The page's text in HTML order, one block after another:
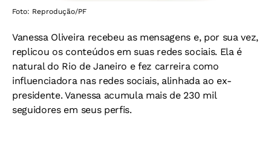
Foto: Reprodução/PF
Vanessa Oliveira recebeu as mensagens e, por sua vez,
replicou os conteúdos em suas redes sociais. Ela é
natural do Rio de Janeiro e fez carreira como
influenciadora nas redes sociais, alinhada ao ex-
presidente. Vanessa acumula mais de 230 mil
seguidores em seus perfis.